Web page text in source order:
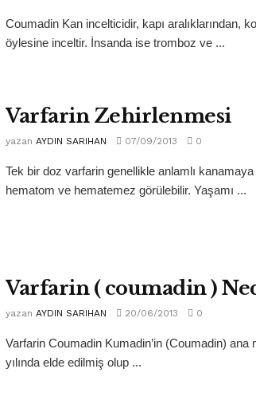
Coumadin Kan incelticidir, kapı aralıklarından,
öylesine inceltir. İnsanda ise tromboz ve ...
Varfarin Zehirlenmesi
yazan AYDIN SARIHAN 07/09/2013 0
Tek bir doz varfarin genellikle anlamlı
hematom ve hematemez görülebilir. Yaşamı ...
Varfarin ( coumadin )
yazan AYDIN SARIHAN 20/06/2013 0
Varfarin Coumadin Kumadin’in (Coumadin)
yılında elde edilmiş olup ...